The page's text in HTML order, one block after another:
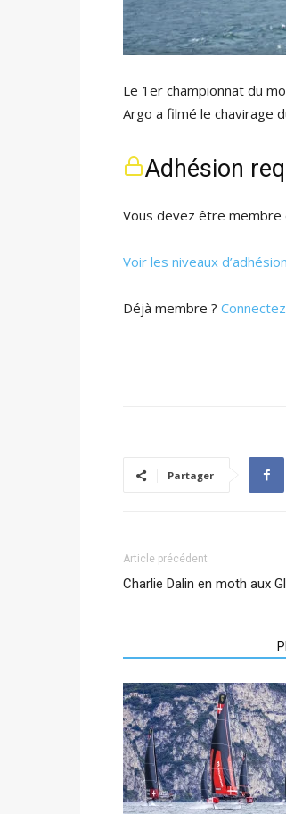
Le 1er championnat du
Argo a filmé le chavirage
Adhésion
Vous devez être membre
Voir les niveaux d’adhésion
Déjà membre ?
Partager
Article précédent
Charlie Dalin en moth aux